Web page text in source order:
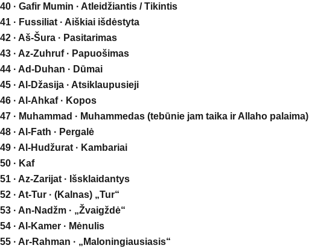
40 · Gafir Mumin · Atleidžiantis / Tikintis
41 · Fussiliat · Aiškiai išdėstyta
42 · Aš-Šura · Pasitarimas
43 · Az-Zuhruf · Papuošimas
44 · Ad-Duhan · Dūmai
45 · Al-Džasija · Atsiklaupusieji
46 · Al-Ahkaf · Kopos
47 · Muhammad · Muhammedas (tebūnie jam taika ir Allaho palaima)
48 · Al-Fath · Pergalė
49 · Al-Hudžurat · Kambariai
50 · Kaf
51 · Az-Zarijat · Išsklaidantys
52 · At-Tur · (Kalnas) „Tur“
53 · An-Nadžm · „Žvaigždė“
54 · Al-Kamer · Mėnulis
55 · Ar-Rahman · „Maloningiausiasis“